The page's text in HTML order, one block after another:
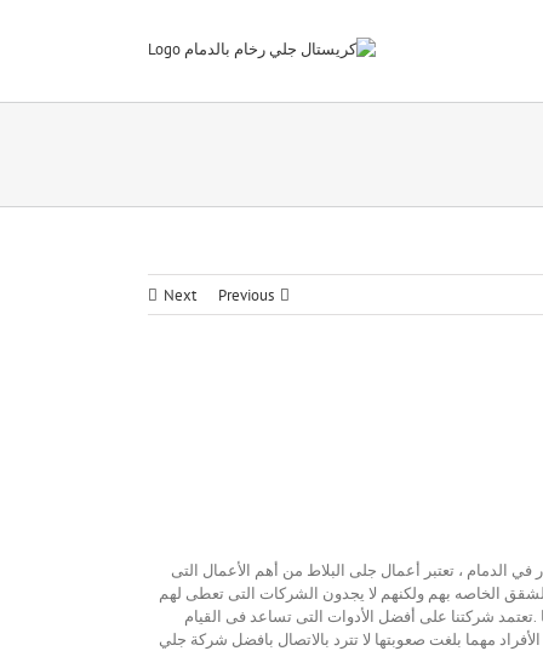
Previous
Next
الدمام ، تعتبر أعمال جلى البلاط من أهم الأعمال التى
الشقق الخاصه بهم ولكنهم لا يجدون الشركات التى تعطى لهم
شركتنا على أفضل الأدوات التى تساعد فى القيام
مهما بلغت صعوبتها لا تترد بالاتصال بافضل شركة جلي